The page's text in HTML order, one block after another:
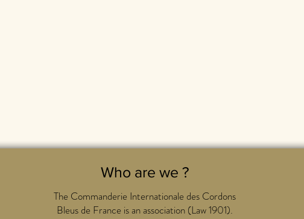
Who are we ?
The Commanderie Internationale des Cordons
Bleus de France is an association (Law 1901).